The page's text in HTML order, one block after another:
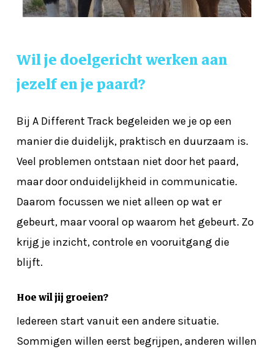
Wiljedoelgerichtwerkenaan
jezelfenjepaard?
Bij A Different Track begeleiden we je op een
manier die duidelijk, praktisch en duurzaam is.
Veel problemen ontstaan niet door het paard,
maar door onduidelijkheid in communicatie.
Daarom focussen we niet alleen op wat er
gebeurt, maar vooral op waarom het gebeurt. Zo
krijg je inzicht, controle en vooruitgang die
blijft.
Hoe wil jij groeien?
Iedereen start vanuit een andere situatie.
Sommigen willen eerst begrijpen, anderen willen